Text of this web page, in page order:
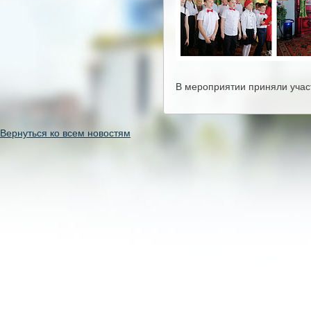
В мероприятии приняли
Вернуться ко всем новостям